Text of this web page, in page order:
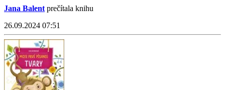
Jana Balent prečítala knihu
26.09.2024 07:51